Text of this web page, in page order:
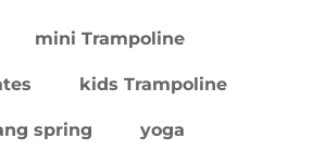
mini Trampoline
kids Trampoline
spring yoga